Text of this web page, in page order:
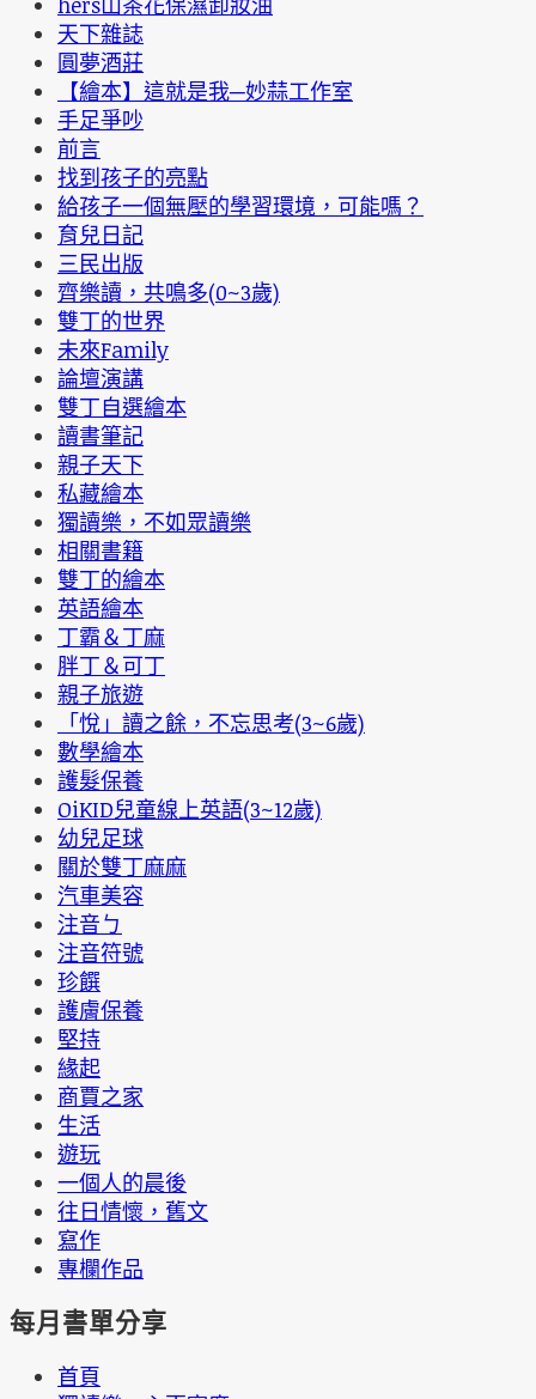
天下雜誌
圓夢酒莊
【繪本】這就是我─妙蒜工作室
手足爭吵
前言
找到孩子的亮點
給孩子一個無壓的學習環境，可能嗎？
育兒日記
三民出版
齊樂讀，共鳴多(0~3歲)
雙丁的世界
未來Family
論壇演講
雙丁自選繪本
讀書筆記
親子天下
私藏繪本
獨讀樂，不如眾讀樂
相關書籍
雙丁的繪本
英語繪本
丁霸＆丁麻
胖丁＆可丁
親子旅遊
「悅」讀之餘，不忘思考(3~6歲)
數學繪本
護髮保養
OiKID兒童線上英語(3~12歲)
幼兒足球
關於雙丁麻麻
汽車美容
注音ㄅ
注音符號
珍饌
護膚保養
堅持
緣起
商賈之家
生活
遊玩
一個人的晨後
往日情懷，舊文
寫作
專欄作品
每月書單分享
首頁